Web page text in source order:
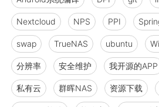
Nextcloud NPS PPI
swap TrueNAS ubuntu
分辨率 安全维护 我开源的APP
私有云 群晖NAS 资源下载